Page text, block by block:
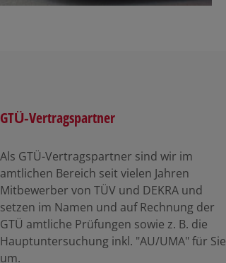
GTÜ-Vertragspartner
Als GTÜ-Vertragspartner sind wir im
amtlichen Bereich seit vielen Jahren
Mitbewerber von TÜV und DEKRA und
setzen im Namen und auf Rechnung der
GTÜ amtliche Prüfungen sowie z. B. die
Hauptuntersuchung inkl. "AU/UMA" für Sie
um.